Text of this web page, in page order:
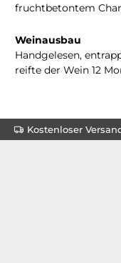
fruchtbetontem
Weinausbau
Handgelesen,
reifte der Wein 12
Kostenloser